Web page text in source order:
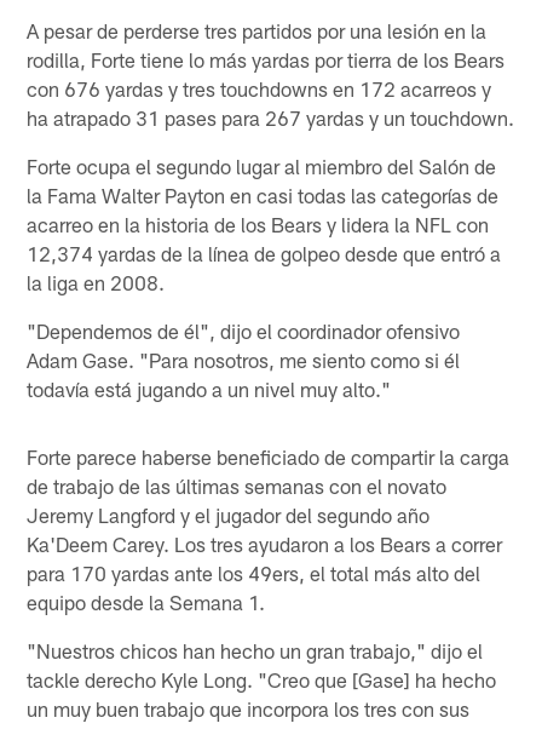
A pesar de perderse tres partidos por una lesión en la
rodilla, Forte tiene lo más yardas por tierra de los Bears
con 676 yardas y tres touchdowns en 172 acarreos y
ha atrapado 31 pases para 267 yardas y un touchdown.
Forte ocupa el segundo lugar al miembro del Salón de
la Fama Walter Payton en casi todas las categorías de
acarreo en la historia de los Bears y lidera la NFL con
12,374 yardas de la línea de golpeo desde que entró a
la liga en 2008.
"Dependemos de él", dijo el coordinador ofensivo
Adam Gase. "Para nosotros, me siento como si él
todavía está jugando a un nivel muy alto."
Forte parece haberse beneficiado de compartir la carga
de trabajo de las últimas semanas con el novato
Jeremy Langford y el jugador del segundo año
Ka'Deem Carey. Los tres ayudaron a los Bears a correr
para 170 yardas ante los 49ers, el total más alto del
equipo desde la Semana 1.
"Nuestros chicos han hecho un gran trabajo," dijo el
tackle derecho Kyle Long. "Creo que [Gase] ha hecho
un muy buen trabajo que incorpora los tres con sus